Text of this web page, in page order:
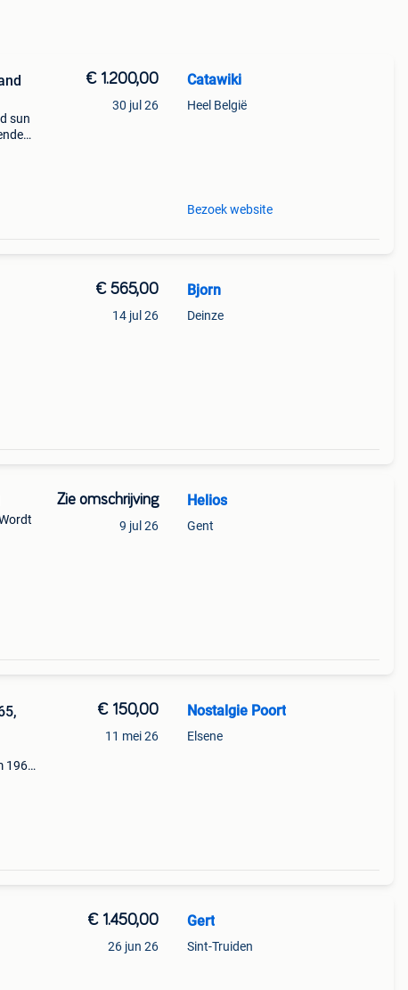
sun
€ 1.200,00
30 jul 26
Catawiki
Heel België
Bezoek website
€ 565,00
14 jul 26
Bjorn
Deinze
Zie omschrijving
9 jul 26
Helios
Gent
1965,
€ 150,00
11 mei 26
Nostalgie Poort
Elsene
€ 1.450,00
26 jun 26
Gert
Sint-Truiden